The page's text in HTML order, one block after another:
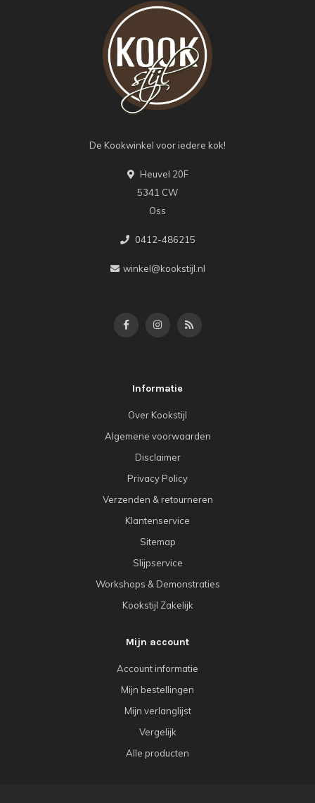
De Kookwinkel voor iedere kok!
Heuvel 20F
5341 CW
Oss
0412-486215
winkel@kookstijl.nl
Informatie
Over Kookstijl
Algemene voorwaarden
Disclaimer
Privacy Policy
Verzenden & retourneren
Klantenservice
Sitemap
Slijpservice
Workshops & Demonstraties
Kookstijl Zakelijk
Mijn account
Account informatie
Mijn bestellingen
Mijn verlanglijst
Vergelijk
Alle producten